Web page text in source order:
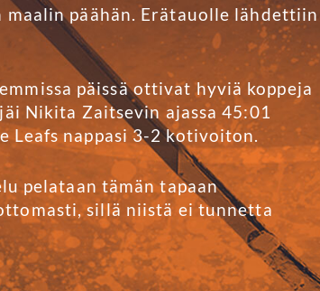
päähän. Erätauolle lähdettiin
päissä ottivat hyviä koppeja
Nikita Zaitsevin ajassa 45:01
Leafs nappasi 3-2 kotivoiton.
pelataan tämän tapaan
sillä niistä ei tunnetta